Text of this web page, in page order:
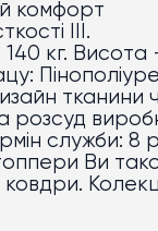
комфорт
IІІ.
кг. Висота
тканини
розсуд
служби: 8
Ви